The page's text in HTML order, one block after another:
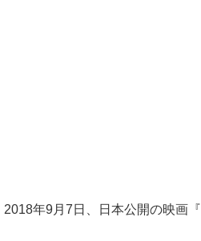
2018年9月7日、日本公開の映画『